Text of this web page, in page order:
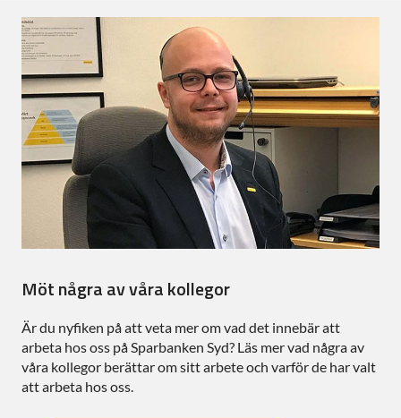
Möt några av våra kollegor
Är du nyfiken på att veta mer om vad det innebär att
arbeta hos oss på Sparbanken Syd? Läs mer vad några av
våra kollegor berättar om sitt arbete och varför de har valt
att arbeta hos oss.